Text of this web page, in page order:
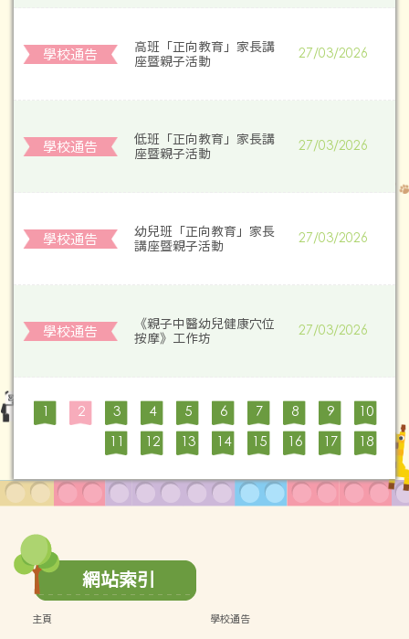
學校通告
高班「正向教育」家長講
座暨親子活動
27/03/2026
學校通告
低班「正向教育」家長講
座暨親子活動
27/03/2026
學校通告
幼兒班「正向教育」家長
講座暨親子活動
27/03/2026
學校通告
《親子中醫幼兒健康穴位
按摩》工作坊
27/03/2026
1 2 3 4 5 6 7 8 9
10
11
12 13 14 15 16 17 18
網站索引
主頁
學校通告